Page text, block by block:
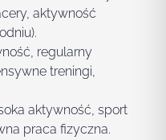
aktywność
regularny
treningi,
aktywność, sport
praca fizyczna.